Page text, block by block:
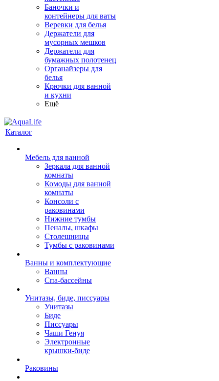
Баночки и
контейнеры для ваты
Веревки для белья
Держатели для
мусорных мешков
Держатели для
бумажных полотенец
Органайзеры для
белья
Крючки для ванной
и кухни
Ещё
Каталог
Мебель для ванной
Зеркала для ванной
комнаты
Комоды для ванной
комнаты
Консоли с
раковинами
Нижние тумбы
Пеналы, шкафы
Столешницы
Тумбы с раковинами
Ванны и комплектующие
Ванны
Спа-бассейны
Унитазы, биде, писсуары
Унитазы
Биде
Писсуары
Чаши Генуя
Электронные
крышки-биде
Раковины